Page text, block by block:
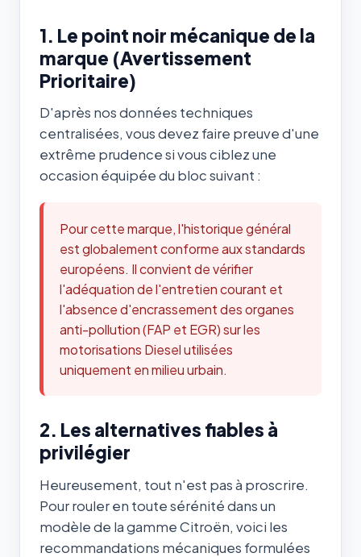
1. Le point noir mécanique de la
marque (Avertissement
Prioritaire)
D'après nos données techniques
centralisées, vous devez faire preuve d'une
extrême prudence si vous ciblez une
occasion équipée du bloc suivant :
Pour cette marque, l'historique général
est globalement conforme aux standards
européens. Il convient de vérifier
l'adéquation de l'entretien courant et
l'absence d'encrassement des organes
anti-pollution (FAP et EGR) sur les
motorisations Diesel utilisées
uniquement en milieu urbain.
2. Les alternatives fiables à
privilégier
Heureusement, tout n'est pas à proscrire.
Pour rouler en toute sérénité dans un
modèle de la gamme Citroën, voici les
recommandations mécaniques formulées